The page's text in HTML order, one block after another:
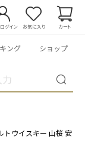
グイン お気に入り カート
ング ショップ
トウイスキー 山桜 安